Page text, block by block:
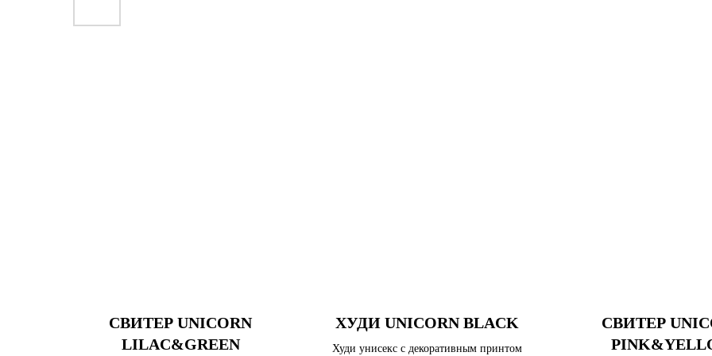
СВИТЕР UNICORN
LILAC&GREEN
ХУДИ UNICORN BLACK
Худи унисекс с декоративным принтом
СВИТЕР